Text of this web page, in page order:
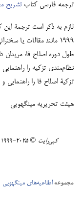
ترجمه فارسی کتاب تشریح
لازم به ذکر است ترجمۀ‌
۱۹۹۹ مانند مقالات یا
طول دوره اصلاح فا، مریدان
نظام‌مندی تزکیه را
تزکیۀ‌ اصلاح فا را راهنمایی
هیئت تحریریه مینگهویی
کپی‌رایت ©️ ٢٠٢٥-١٩٩٩ Minghui.org تمامی حقوق محفوظ است.
مجموعهاطلاعیه‌های مینگهویی